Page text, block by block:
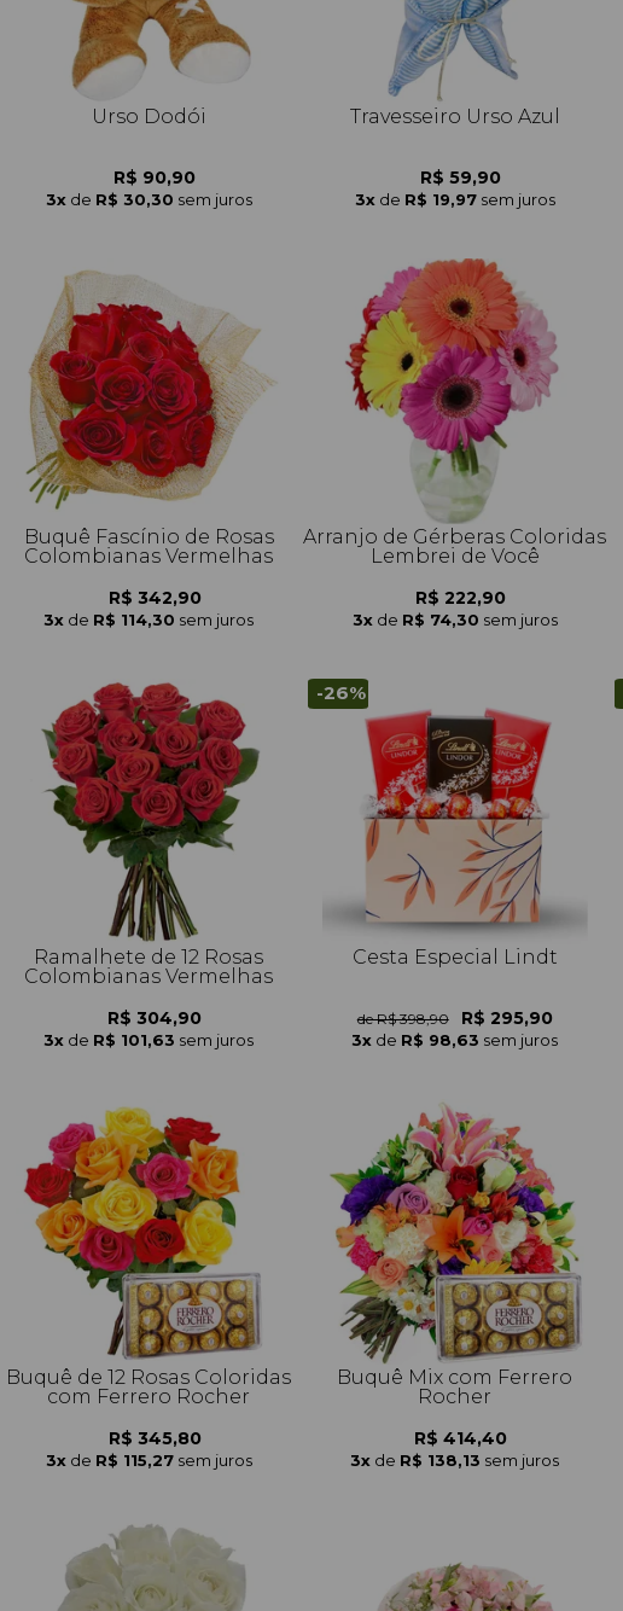
Urso Dodói
R$ 90,90
3x de R$ 30,30 sem juros
Travesseiro Urso Azul
R$ 59,90
3x de R$ 19,97 sem juros
Buquê Fascínio de Rosas
Colombianas Vermelhas
R$ 342,90
3x de R$ 114,30 sem juros
Arranjo de Gérberas Coloridas
Lembrei de Você
R$ 222,90
3x de R$ 74,30 sem juros
Ramalhete de 12 Rosas
Colombianas Vermelhas
R$ 304,90
3x de R$ 101,63 sem juros
-26%
Cesta Especial Lindt
de R$ 398,90 R$ 295,90
3x de R$ 98,63 sem juros
Buquê de 12 Rosas Coloridas
com Ferrero Rocher
R$ 345,80
3x de R$ 115,27 sem juros
Buquê Mix com Ferrero
Rocher
R$ 414,40
3x de R$ 138,13 sem juros